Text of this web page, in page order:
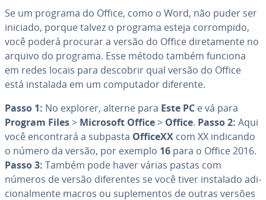
Se um programa do Office, como o Word, não puder ser
iniciado, porque talvez o programa esteja cor­rom­pido,
você poderá procurar a versão do Office di­re­ta­mente no
arquivo do programa. Esse método também funciona
em redes locais para descobrir qual versão do Office
está instalada em um com­pu­ta­dor diferente.
Passo 1: No explorer, alterne para Este PC e vá para
Program Files> Microsoft Office> Office. Passo 2: Aqui
você en­con­trará a subpasta OfficeXX com XX indicando
o número da versão, por exemplo 16 para o Office 2016.
Passo 3: Também pode haver várias pastas com
números de versão di­fe­ren­tes se você tiver instalado adi­
ci­o­nal­mente macros ou su­ple­men­tos de outras versões